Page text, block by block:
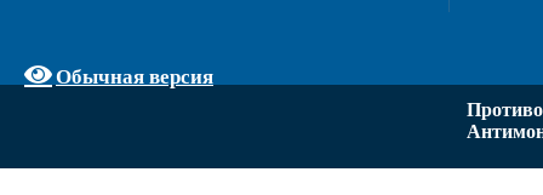
Обычная версия